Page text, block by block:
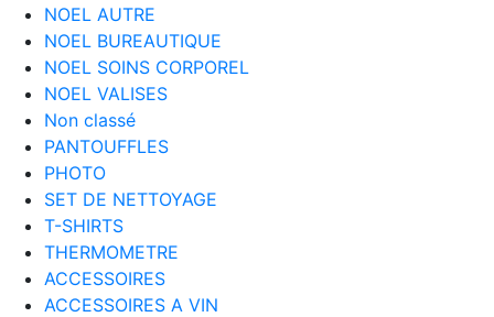
NOEL AUTRE
NOEL BUREAUTIQUE
NOEL SOINS CORPOREL
NOEL VALISES
Non classé
PANTOUFFLES
PHOTO
SET DE NETTOYAGE
T-SHIRTS
THERMOMETRE
ACCESSOIRES
ACCESSOIRES A VIN